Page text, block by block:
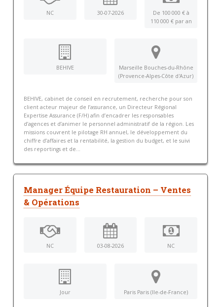
NC 30-07-2026
De 100 000 € à
110 000 € par an
BEHIVE
Marseille Bouches-du-Rhône
(Provence-Alpes-Côte d'Azur)
BEHIVE, cabinet de conseil en recrutement, recherche pour son
client acteur majeur de l’assurance, un Directeur Régional
Expertise Assurance (F/H) afin d’encadrer les responsables
d’agences et d’animer le personnel administratif de la région. Les
missions couvrent le pilotage RH annuel, le développement du
chiffre d’affaires et la rentabilité, la gestion du budget, et le suivi
des reportings et de...
Manager Équipe Restauration – Ventes
& Opérations
NC 03-08-2026 NC
Jour Paris Paris (Ile-de-France)